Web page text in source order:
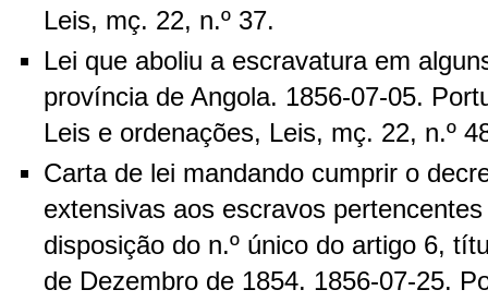
Leis, mç. 22, n.º 37.
Lei que aboliu a escravatura em
província de Angola. 1856-07-05.
Leis e ordenações, Leis, mç. 22, n.º
Carta de lei mandando cumprir o
extensivas aos escravos
disposição do n.º único do artigo 6,
de Dezembro de 1854. 1856-07-25.